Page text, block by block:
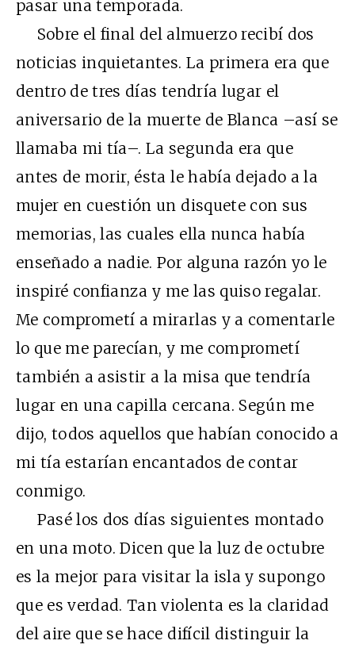
pasar una temporada.
Sobre el final del almuerzo recibí dos
noticias inquietantes. La primera era que
dentro de tres días tendría lugar el
aniversario de la muerte de Blanca –así se
llamaba mi tía–. La segunda era que
antes de morir, ésta le había dejado a la
mujer en cuestión un disquete con sus
memorias, las cuales ella nunca había
enseñado a nadie. Por alguna razón yo le
inspiré confianza y me las quiso regalar.
Me comprometí a mirarlas y a comentarle
lo que me parecían, y me comprometí
también a asistir a la misa que tendría
lugar en una capilla cercana. Según me
dijo, todos aquellos que habían conocido a
mi tía estarían encantados de contar
conmigo.
Pasé los dos días siguientes montado
en una moto. Dicen que la luz de octubre
es la mejor para visitar la isla y supongo
que es verdad. Tan violenta es la claridad
del aire que se hace difícil distinguir la